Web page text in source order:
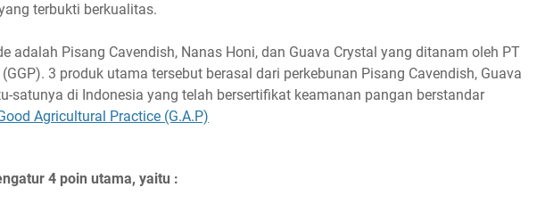
terbukti berkualitas.
adalah Pisang Cavendish, Nanas Honi, dan Guava Crystal yang ditanam oleh PT
3 produk utama tersebut berasal dari perkebunan Pisang Cavendish, Guava
satunya di Indonesia yang telah bersertifikat keamanan pangan berstandar
Agricultural Practice (G.A.P)
4 poin utama, yaitu :